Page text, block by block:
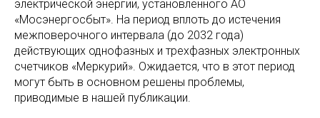
электрической энергии, установленного АО
«Мосэнергосбыт». На период вплоть до истечения
межповерочного интервала (до 2032 года)
действующих однофазных и трехфазных электронных
счетчиков «Меркурий». Ожидается, что в этот период
могут быть в основном решены проблемы,
приводимые в нашей публикации.